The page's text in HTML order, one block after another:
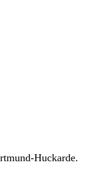
Huckarde.